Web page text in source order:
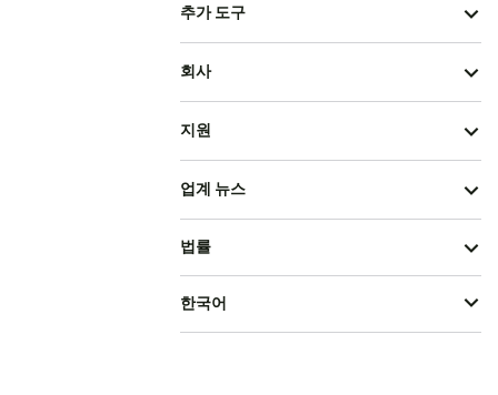
추가 도구
회사
지원
업계 뉴스
법률
한국어